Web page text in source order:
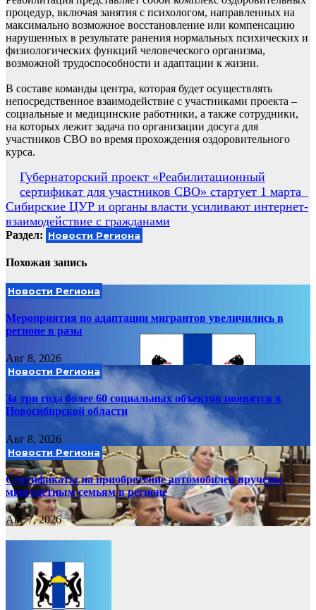
процедур, включая занятия с психологом, направленных на
максимально возможное восстановление или компенсацию
нарушенных в результате ранения нормальных психических и
физиологических функций человеческого организма,
возможной трудоспособности и адаптации к жизни.
В составе команды центра, которая будет осуществлять
непосредственное взаимодействие с участниками проекта –
социальные и медицинские работники, а также сотрудники,
на которых лежит задача по организации досуга для
участников СВО во время прохождения оздоровительного
курса.
Навигация
по
записям
Губернаторский проект «Реабилитационный
сертификат для участников СВО» стартует 1 марта
Сибирские ЦУР и органы власти усиливают интернет-
взаимодействие с гражданами
Раздел: Новости Региона
Похожая запись
Новости Региона
Мероприятия по адаптации мигрантов увеличились в
регионе в разы
Авг 8, 2026
Новости Региона
За три года более 60 социальных объектов появятся в
Новосибирской области
Авг 8, 2026
Новости Региона
Сертификаты на приобретение автомобилей вручены
многодетным семьям в регионе
Авг 7, 2026